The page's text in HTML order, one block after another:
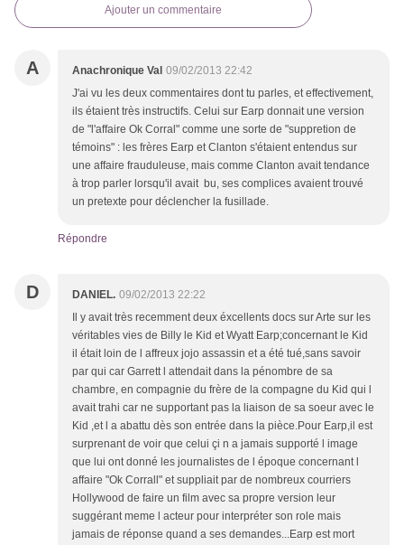
Ajouter un commentaire
A Anachronique Val 09/02/2013 22:42
J'ai vu les deux commentaires dont tu parles, et effectivement,
ils étaient très instructifs. Celui sur Earp donnait une version
de "l'affaire Ok Corral" comme une sorte de "suppretion de
témoins" : les frères Earp et Clanton s'étaient entendus sur
une affaire frauduleuse, mais comme Clanton avait tendance
à trop parler lorsqu'il avait bu, ses complices avaient trouvé
un pretexte pour déclencher la fusillade.
Répondre
D DANIEL. 09/02/2013 22:22
Il y avait très recemment deux éxcellents docs sur Arte sur les
véritables vies de Billy le Kid et Wyatt Earp;concernant le Kid
il était loin de l affreux jojo assassin et a été tué,sans savoir
par qui car Garrett l attendait dans la pénombre de sa
chambre, en compagnie du frère de la compagne du Kid qui l
avait trahi car ne supportant pas la liaison de sa soeur avec le
Kid ,et l a abattu dès son entrée dans la pièce.Pour Earp,il est
surprenant de voir que celui çi n a jamais supporté l image
que lui ont donné les journalistes de l époque concernant l
affaire "Ok Corrall" et suppliait par de nombreux courriers
Hollywood de faire un film avec sa propre version leur
suggérant meme l acteur pour interpréter son role mais
jamais de réponse quand a ses demandes...Earp est mort